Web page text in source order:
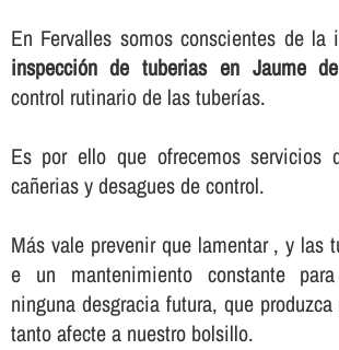
En Fervalles somos conscientes de la
inspección de tuberias en Jaume
control rutinario de las tuberí­as.
Es por ello que ofrecemos servicios
cañerias y desagues de control.
Más vale prevenir que lamentar , y las
e un mantenimiento constante
ninguna desgracia futura, que
tanto afecte a nuestro bolsillo.